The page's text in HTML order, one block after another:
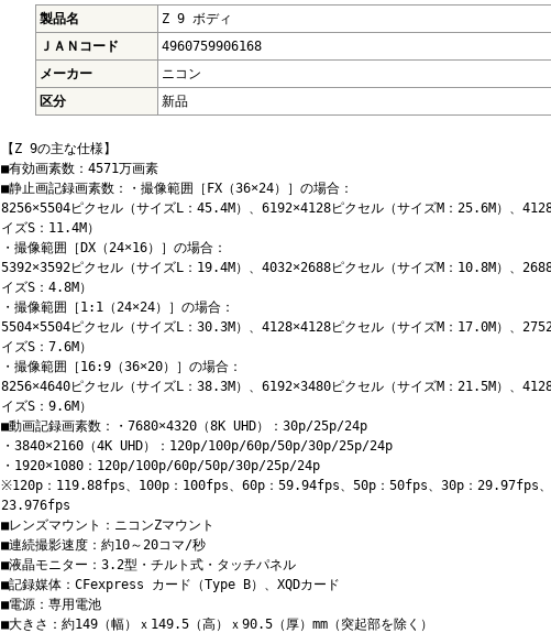
製品名
Z 9 ボディ
ＪＡＮコード
4960759906168
メーカー
ニコン
区分
新品
【Z 9の主な仕様】
■有効画素数：4571万画素
■静止画記録画素数：・撮像範囲［FX（36×24）］の場合：
8256×5504ピクセル（サイズL：45.4M）、6192×4128ピクセル（サイズM：25.6M）、
イズS：11.4M）
・撮像範囲［DX（24×16）］の場合：
5392×3592ピクセル（サイズL：19.4M）、4032×2688ピクセル（サイズM：10.8M）、
イズS：4.8M）
・撮像範囲［1:1（24×24）］の場合：
5504×5504ピクセル（サイズL：30.3M）、4128×4128ピクセル（サイズM：17.0M）、
イズS：7.6M）
・撮像範囲［16:9（36×20）］の場合：
8256×4640ピクセル（サイズL：38.3M）、6192×3480ピクセル（サイズM：21.5M）、
イズS：9.6M）
■動画記録画素数：・7680×4320（8K UHD）：30p/25p/24p
・3840×2160（4K UHD）：120p/100p/60p/50p/30p/25p/24p
・1920×1080：120p/100p/60p/50p/30p/25p/24p
※120p：119.88fps、100p：100fps、60p：59.94fps、50p：50fps、30p：29.97fps、
23.976fps
■レンズマウント：ニコンZマウント
■連続撮影速度：約10～20コマ/秒
■液晶モニター：3.2型・チルト式・タッチパネル
■記録媒体：CFexpress カード（Type B）、XQDカード
■電源：専用電池
■大きさ：約149（幅）ｘ149.5（高）ｘ90.5（厚）mm（突起部を除く）